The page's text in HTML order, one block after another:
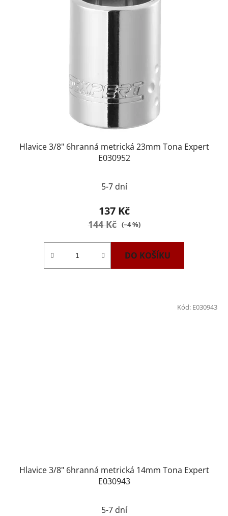
Hlavice 3/8" 6hranná metrická 23mm Tona Expert
E030952
5-7 dní
137 Kč
144 Kč (–4 %)
DO KOŠÍKU
Hlavice 3/8" 6hranná metrická 14mm Tona Expert
E030943
5-7 dní
Kód: E030943